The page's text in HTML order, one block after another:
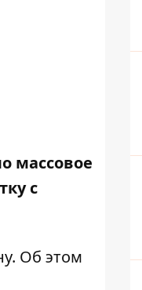
массовое
с
Об этом